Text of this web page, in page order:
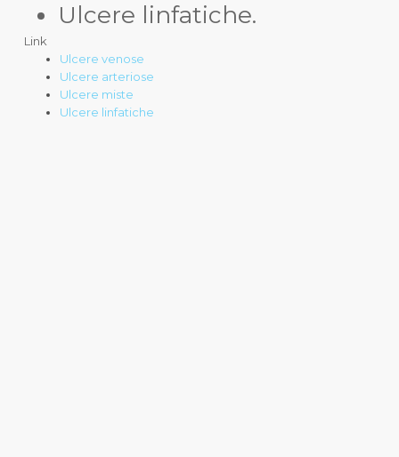
Ulcere linfatiche.
Link
Ulcere venose
Ulcere arteriose
Ulcere miste
Ulcere linfatiche